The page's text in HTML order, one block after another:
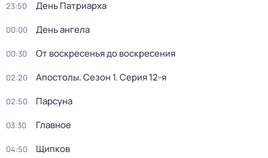
23:50 День Патриарха
00:00 День ангела
00:30 От воскресенья до воскресения
02:20 Апостолы. Сезон 1. Серия 12-я
02:50 Парсуна
03:30 Главное
04:50 Щипков